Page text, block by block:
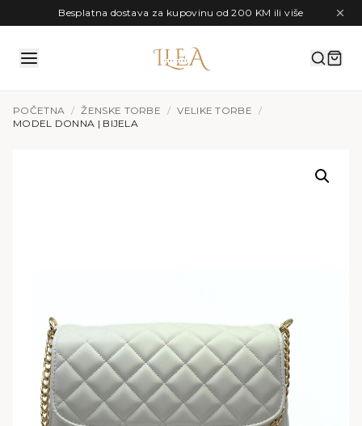
Preskoči na sadržajBesplatna dostava za kupovinu od 200 KM ili više
POČETNA / ŽENSKE TORBE / VELIKE TORBE /
MODEL DONNA | BIJELA